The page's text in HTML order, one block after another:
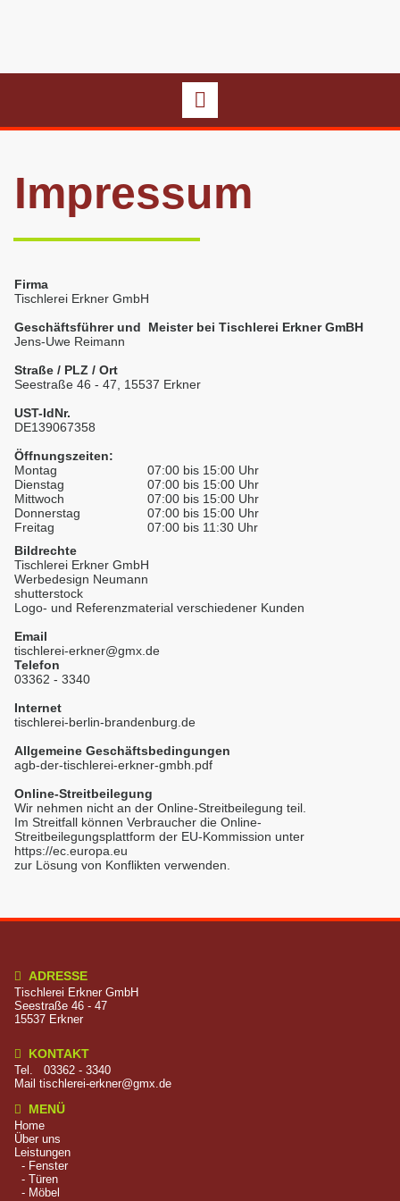
Impressum
Firma
Tischlerei Erkner GmbH
Geschäftsführer und Meister bei Tischlerei Erkner GmBH
Jens-Uwe Reimann
Straße / PLZ / Ort
Seestraße 46 - 47, 15537 Erkner
UST-IdNr.
DE139067358
Öffnungszeiten:
Montag
Dienstag
Mittwoch
Donnerstag
Freitag
07:00 bis 15:00 Uhr
07:00 bis 15:00 Uhr
07:00 bis 15:00 Uhr
07:00 bis 15:00 Uhr
07:00 bis 11:30 Uhr
Bildrechte
Tischlerei Erkner GmbH
Werbedesign Neumann
shutterstock
Logo- und Referenzmaterial verschiedener Kunden
Email
tischlerei-erkner@gmx.de
Telefon
03362 - 3340
Internet
tischlerei-berlin-brandenburg.de
Allgemeine Geschäftsbedingungen
agb-der-tischlerei-erkner-gmbh.pdf
Online-Streitbeilegung
Wir nehmen nicht an der Online-Streitbeilegung teil.
Im Streitfall können Verbraucher die Online-
Streitbeilegungsplattform der EU-Kommission unter
https://ec.europa.eu
zur Lösung von Konflikten verwenden.
 ADRESSE
Tischlerei Erkner GmbH
Seestraße 46 - 47
15537 Erkner
 KONTAKT
Tel. 03362 - 3340
Mail tischlerei-erkner@gmx.de

MENÜ
Home
Über uns
Leistungen
- Fenster
- Türen
- Möbel